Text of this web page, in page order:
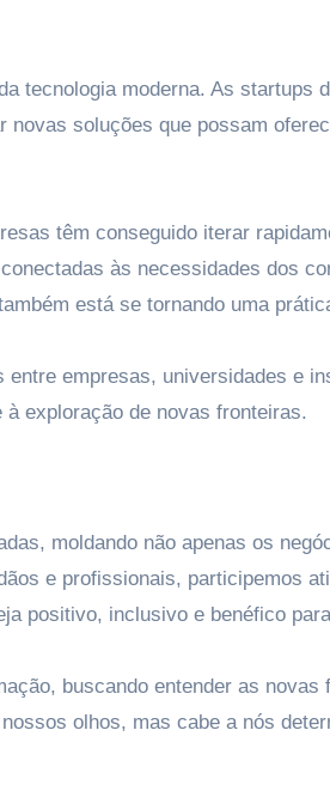
tecnologia moderna. As startups
soluções que possam
têm conseguido iterar
às necessidades dos
está se tornando uma
empresas, universidades e
exploração de novas fronteiras.
moldando não apenas os
e profissionais, participemos
positivo, inclusivo e benéfico
buscando entender as novas
olhos, mas cabe a nós